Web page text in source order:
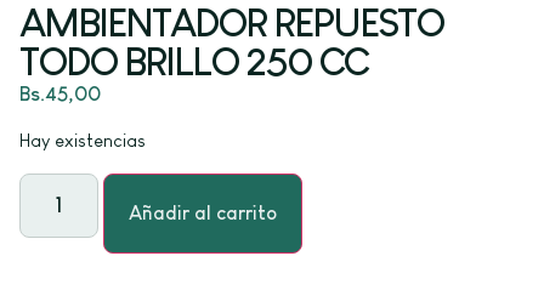
AMBIENTADOR REPUESTO
TODO BRILLO 250 CC
Bs.45,00
Hay existencias
Añadir al carrito